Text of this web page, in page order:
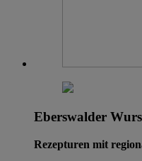
Eberswalder
Rezepturen mit